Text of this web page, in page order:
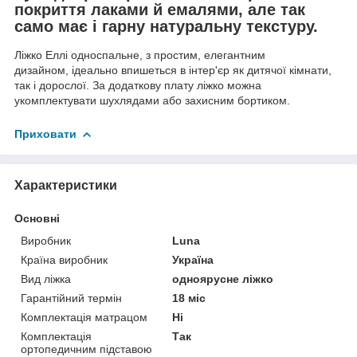
покриття лаками й емалями, але так
само має і гарну натуральну текстуру.
Ліжко Еллі односпальне, з простим, елегантним
дизайном, ідеально впишеться в інтер'єр як дитячої кімнати,
так і дорослої. За додаткову плату ліжко можна
укомплектувати шухлядами або захисним бортиком.
Приховати
Характеристики
Основні
Виробник
Luna
Країна виробник
Україна
Вид ліжка
одноярусне ліжко
Гарантійний термін
18 міс
Комплектація матрацом
Ні
Комплектація
ортопедичним підставою
Так